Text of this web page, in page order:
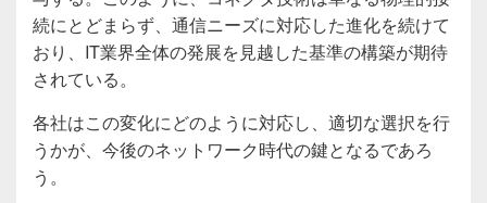
続にとどまらず、通信ニーズに対応した進化を続けて
おり、IT業界全体の発展を見越した基準の構築が期待
されている。
各社はこの変化にどのように対応し、適切な選択を行
うかが、今後のネットワーク時代の鍵となるであろ
う。